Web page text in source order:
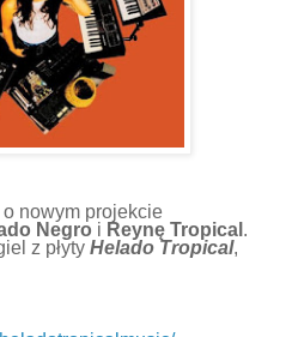
nowym projekcie
Negro i Reynę Tropical .
z płyty Helado Tropical,